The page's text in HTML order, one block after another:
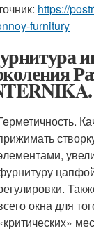
https://
furnitury
окна для